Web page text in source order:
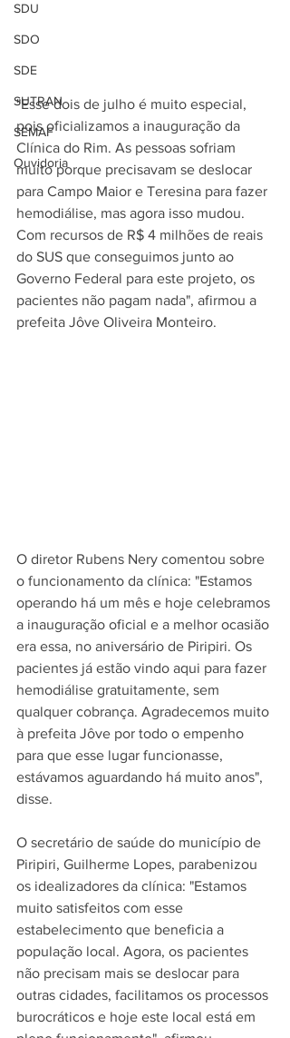
SDU
SDO
SDE
SUTRAN
SEMAF
Ouvidoria
"Esse dois de julho é muito especial,
pois oficializamos a inauguração da
Clínica do Rim. As pessoas sofriam
muito porque precisavam se deslocar
para Campo Maior e Teresina para fazer
hemodiálise, mas agora isso mudou.
Com recursos de R$ 4 milhões de reais
do SUS que conseguimos junto ao
Governo Federal para este projeto, os
pacientes não pagam nada", afirmou a
prefeita Jôve Oliveira Monteiro.
O diretor Rubens Nery comentou sobre
o funcionamento da clínica: "Estamos
operando há um mês e hoje celebramos
a inauguração oficial e a melhor ocasião
era essa, no aniversário de Piripiri. Os
pacientes já estão vindo aqui para fazer
hemodiálise gratuitamente, sem
qualquer cobrança. Agradecemos muito
à prefeita Jôve por todo o empenho
para que esse lugar funcionasse,
estávamos aguardando há muito anos",
disse.
O secretário de saúde do município de
Piripiri, Guilherme Lopes, parabenizou
os idealizadores da clínica: "Estamos
muito satisfeitos com esse
estabelecimento que beneficia a
população local. Agora, os pacientes
não precisam mais se deslocar para
outras cidades, facilitamos os processos
burocráticos e hoje este local está em